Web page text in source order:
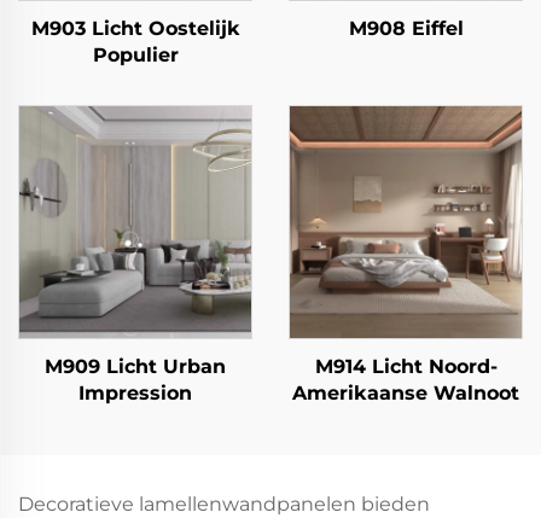
M903 Licht Oostelijk
Populier
M908 Eiffel
M909 Licht Urban
Impression
M914 Licht Noord-
Amerikaanse Walnoot
Decoratieve lamellenwandpanelen bieden